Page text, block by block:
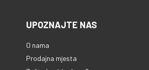
UPOZNAJTE NAS
O nama
Prodajna mjesta